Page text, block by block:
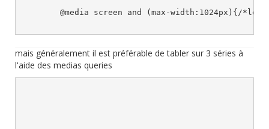
@media screen and (max-width:1024px){/*les
mais généralement il est préférable de tabler sur 3 séries à
l'aide des medias queries